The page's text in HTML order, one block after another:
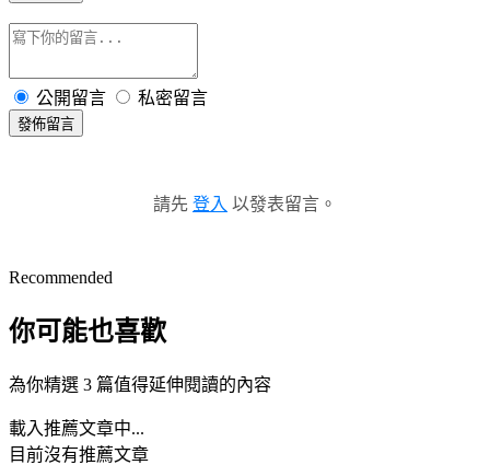
公開留言 私密留言
發佈留言
請先 登入 以發表留言。
Recommended
你可能也喜歡
為你精選 3 篇值得延伸閱讀的內容
載入推薦文章中...
目前沒有推薦文章